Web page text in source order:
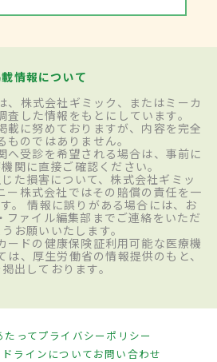
情報について
、株式会社ギミック、またはミーカ
査した情報をもとにしています。
載に努めておりますが、内容を完全
ものではありません。
へ受診を希望される場合は、事前に
関に直接ご確認ください。
た損害について、株式会社ギミッ
ー株式会社ではその賠償の責任を一
。 情報に誤りがある場合には、お
ファイル編集部までご連絡をいただ
お願いいたします。
ードの健康保険証利用可能な医療機
、厚生労働省の情報提供のもと、
出しております。
たってプライバシーポリシー
ラインについてお問い合わせ